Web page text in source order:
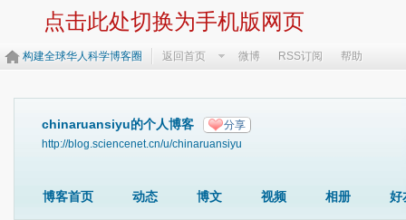
点击此处切换为手机版网页
构建全球华人科学博客圈 返回首页 微博 RSS订阅 帮助
chinaruansiyu的个人博客 分享
http://blog.sciencenet.cn/u/chinaruansiyu
博客首页 动态 博文 视频 相册 好